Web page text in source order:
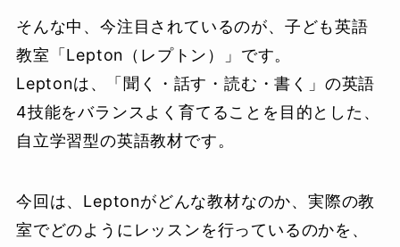
そんな中、今注目されているのが、子ども英語
教室「Lepton（レプトン）」です。
Leptonは、「聞く・話す・読む・書く」の英語
4技能をバランスよく育てることを目的とした、
自立学習型の英語教材です。
今回は、Leptonがどんな教材なのか、実際の教
室でどのようにレッスンを行っているのかを、